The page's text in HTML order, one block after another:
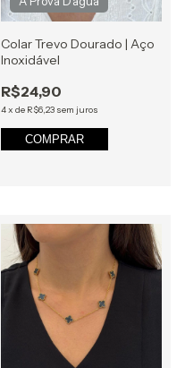
Colar Trevo Dourado | Aço
Inoxidável
R$24,90
4x de R$6,23 sem juros
COMPRAR